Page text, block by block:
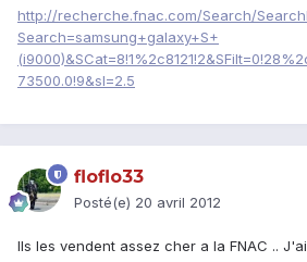
http://recherche.fnac.com/Search/
Search=samsung+galaxy+S+
73500.0!9&sl=2.5
floflo33
Posté(e) 20 avril 2012
Ils les vendent assez cher a la FNAC ..